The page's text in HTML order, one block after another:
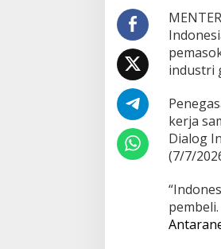
industri
kerja
Dialog
(7/7/